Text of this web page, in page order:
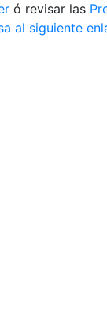
ó revisar las
al siguiente